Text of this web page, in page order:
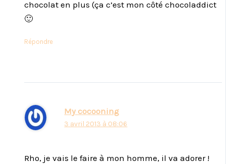
chocolat en plus (ça c’est mon côté chocoladdict
🙂
Répondre
My cocooning
3 avril 2013 à 08:06
Rho, je vais le faire à mon homme, il va adorer !